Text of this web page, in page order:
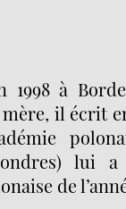
1998 à
il écrit
lui
de